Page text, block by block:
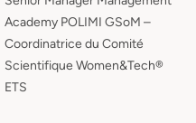
Academy POLIMI GSoM –
Coordinatrice du Comité
Scientifique Women&Tech®
ETS